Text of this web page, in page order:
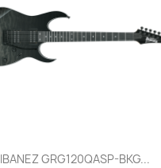
Brzi pregled
IBANEZ GRG120QASP-BKG...